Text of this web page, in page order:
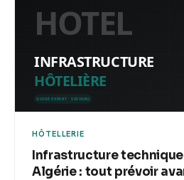
HÔTELLERIE
Infrastructure
Algérie : tout prévoir